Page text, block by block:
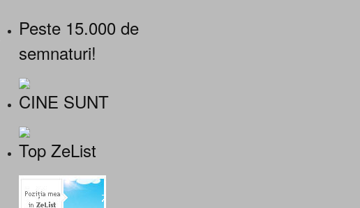
Peste 15.000 de
semnaturi!
CINE SUNT
Top ZeList